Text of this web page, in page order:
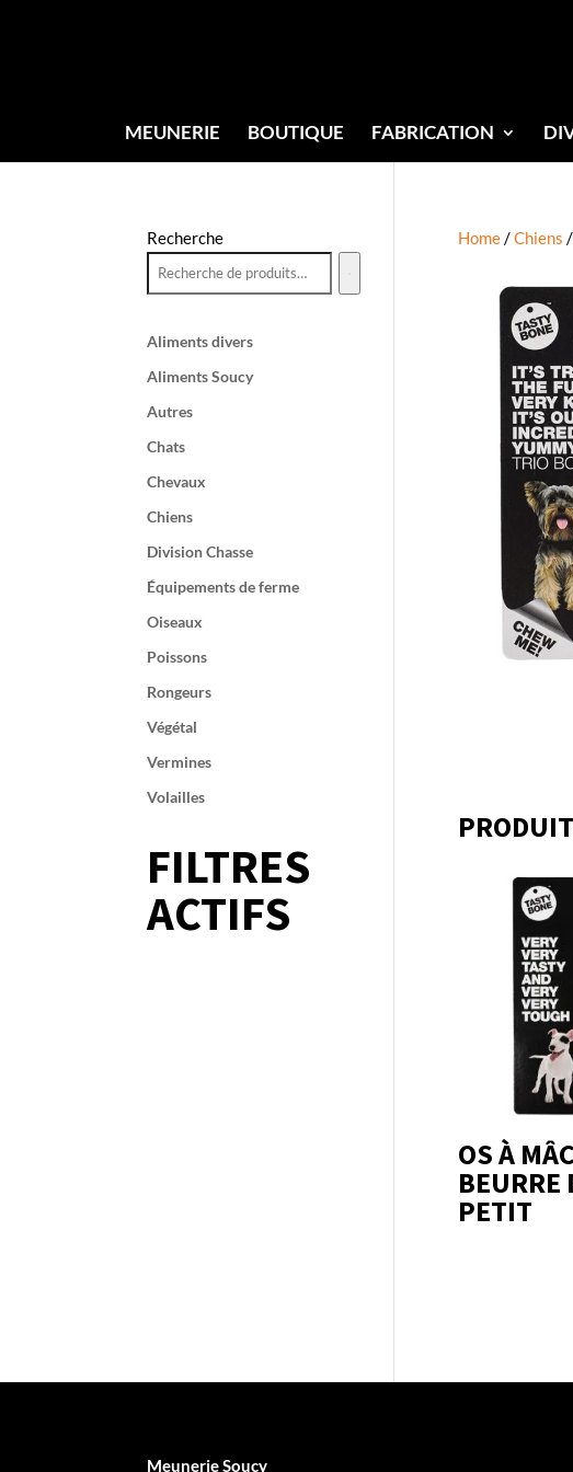
MEUNERIE BOUTIQUE FABRICATION
Home/Chiens /
OS À
BEURRE
PETIT
Recherche
Aliments divers
Aliments Soucy
Autres
Chats
Chevaux
Chiens
Division Chasse
Équipements de ferme
Oiseaux
Poissons
Rongeurs
Végétal
Vermines
Volailles
FILTRES
ACTIFS
Meunerie Soucy